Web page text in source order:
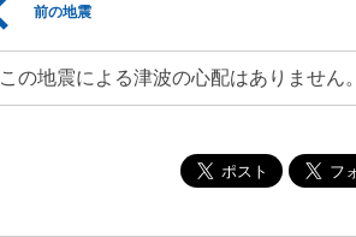
前の地震
この地震による津波の心配はありません。